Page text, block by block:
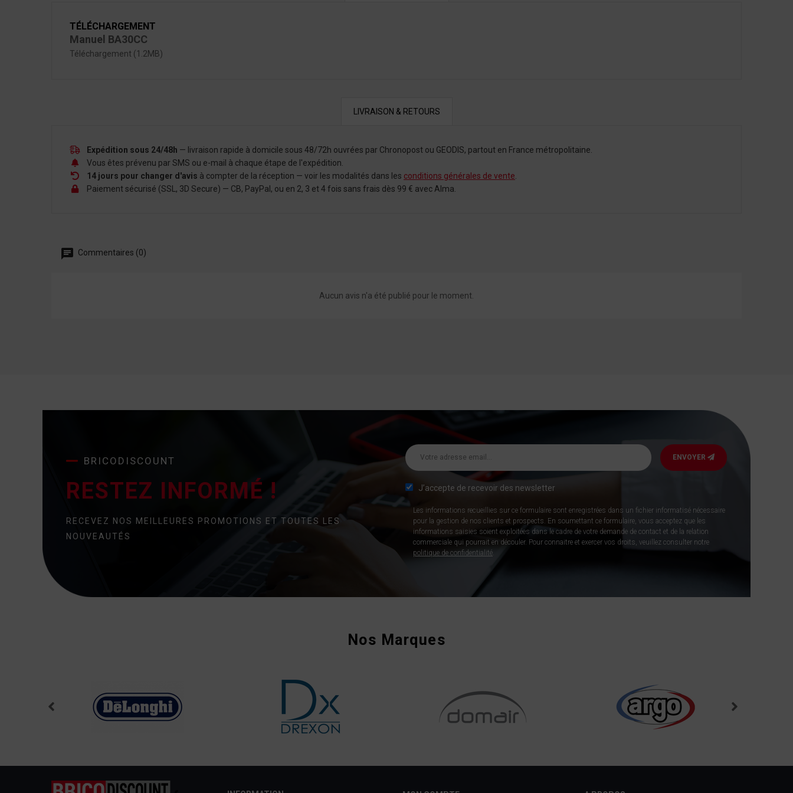
TÉLÉCHARGEMENT
Manuel BA30CC
Téléchargement (1.2MB)
LIVRAISON & RETOURS
Expédition sous 24/48h — livraison rapide à domicile sous 48/72h ouvrées par Chronopost ou GEODIS, partout en France métropolitaine.
Vous êtes prévenu par SMS ou e-mail à chaque étape de l'expédition.
14 jours pour changer d'avis à compter de la réception — voir les modalités dans les conditions générales de vente.
Paiement sécurisé (SSL, 3D Secure) — CB, PayPal, ou en 2, 3 et 4 fois sans frais dès 99 € avec Alma.
Commentaires (0)
Aucun avis n'a été publié pour le moment.
BRICODISCOUNT
RESTEZ INFORMÉ !
RECEVEZ NOS MEILLEURES PROMOTIONS ET TOUTES LES
NOUVEAUTÉS
ENVOYER
J’accepte de recevoir des newsletter
Les informations recueillies sur ce formulaire sont enregistrées dans un fichier informatisé nécessaire
pour la gestion de nos clients et prospects. En soumettant ce formulaire, vous acceptez que les
informations saisies soient exploitées dans le cadre de votre demande de contact et de la relation
commerciale qui pourrait en découler. Pour connaitre et exercer vos droits, veuillez consulter notre
politique de confidentialité
Nos Marques